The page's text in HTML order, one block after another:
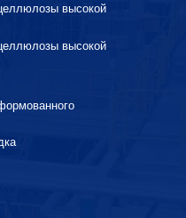
высокой
высокой